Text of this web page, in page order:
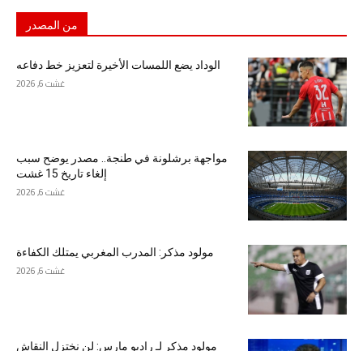
من المصدر
الوداد يضع اللمسات الأخيرة لتعزيز خط دفاعه
غشت 6, 2026
مواجهة برشلونة في طنجة.. مصدر يوضح سبب
إلغاء تاريخ 15 غشت
غشت 6, 2026
مولود مذكر: المدرب المغربي يمتلك الكفاءة
غشت 6, 2026
مولود مذكر لـ راديو مارس: لن نختزل النقاش